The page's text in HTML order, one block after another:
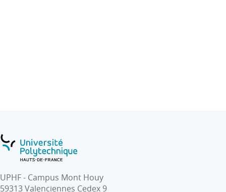
UPHF - Campus Mont Houy
59313 Valenciennes Cedex 9